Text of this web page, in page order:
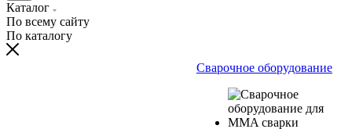
Каталог
По всему сайту
По каталогу
Сварочное оборудование